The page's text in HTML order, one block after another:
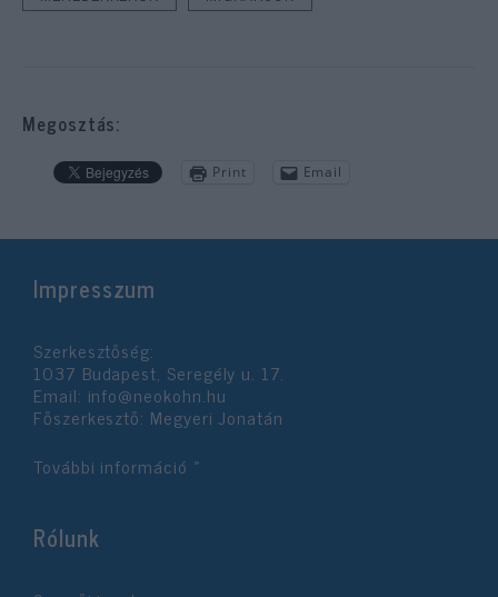
Megosztás:
Print Email
Impresszum
Szerkesztőség:
1037 Budapest, Seregély u. 17.
Email: info@neokohn.hu
Főszerkesztő: Megyeri Jonatán
További információ »
Rólunk